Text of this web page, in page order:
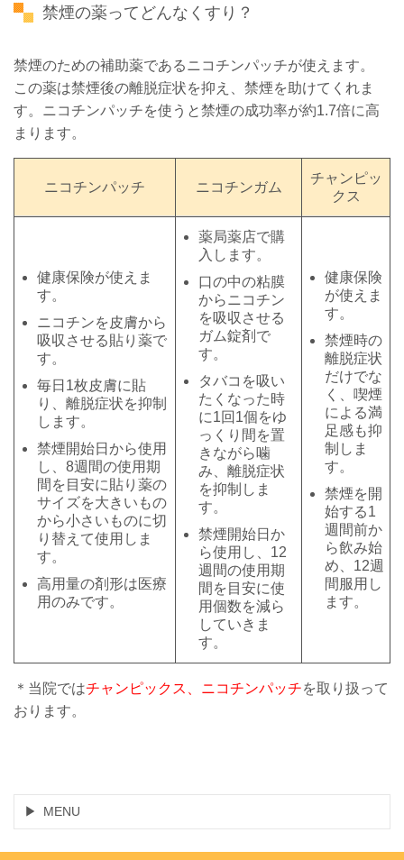
禁煙の薬ってどんなくすり？
禁煙のための補助薬であるニコチンパッチが使えます。
この薬は禁煙後の離脱症状を抑え、禁煙を助けてくれま
す。ニコチンパッチを使うと禁煙の成功率が約1.7倍に高
まります。
ニコチンパッチ ニコチンガム
チャンピッ
クス
健康保険が使えま
す。
ニコチンを皮膚から
吸収させる貼り薬で
す。
毎日1枚皮膚に貼
り、離脱症状を抑制
します。
禁煙開始日から使用
し、8週間の使用期
間を目安に貼り薬の
サイズを大きいもの
から小さいものに切
り替えて使用しま
す。
高用量の剤形は医療
用のみです。
薬局薬店で購
入します。
口の中の粘膜
からニコチン
を吸収させる
ガム錠剤で
す。
タバコを吸い
たくなった時
に1回1個をゆ
っくり間を置
きながら噛
み、離脱症状
を抑制しま
す。
禁煙開始日か
ら使用し、12
週間の使用期
間を目安に使
用個数を減ら
していきま
す。
健康保険
が使えま
す。
禁煙時の
離脱症状
だけでな
く、喫煙
による満
足感も抑
制しま
す。
禁煙を開
始する1
週間前か
ら飲み始
め、12週
間服用し
ます。
＊当院ではチャンピックス、ニコチンパッチを取り扱って
おります。
MENU